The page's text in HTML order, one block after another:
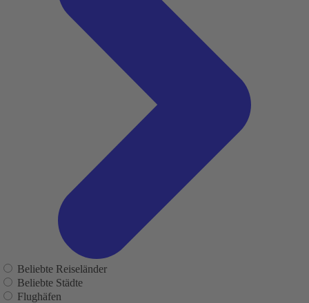
Beliebte Reiseländer
Beliebte Städte
Flughäfen